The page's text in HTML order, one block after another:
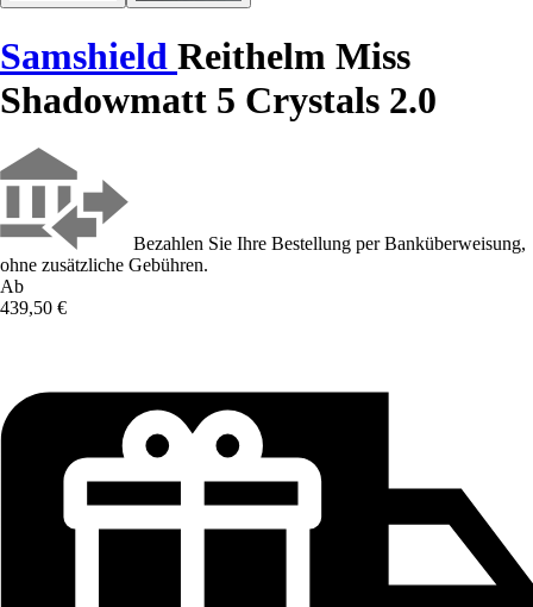
Samshield Reithelm Miss
Shadowmatt 5 Crystals 2.0
Bezahlen Sie Ihre Bestellung per Banküberweisung,
ohne zusätzliche Gebühren.
Ab
439,50 €